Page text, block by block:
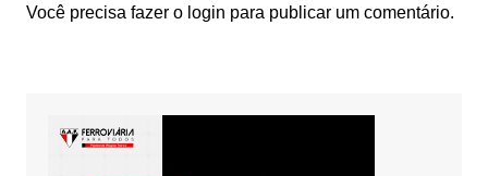
Você precisa fazer o login para publicar um comentário.